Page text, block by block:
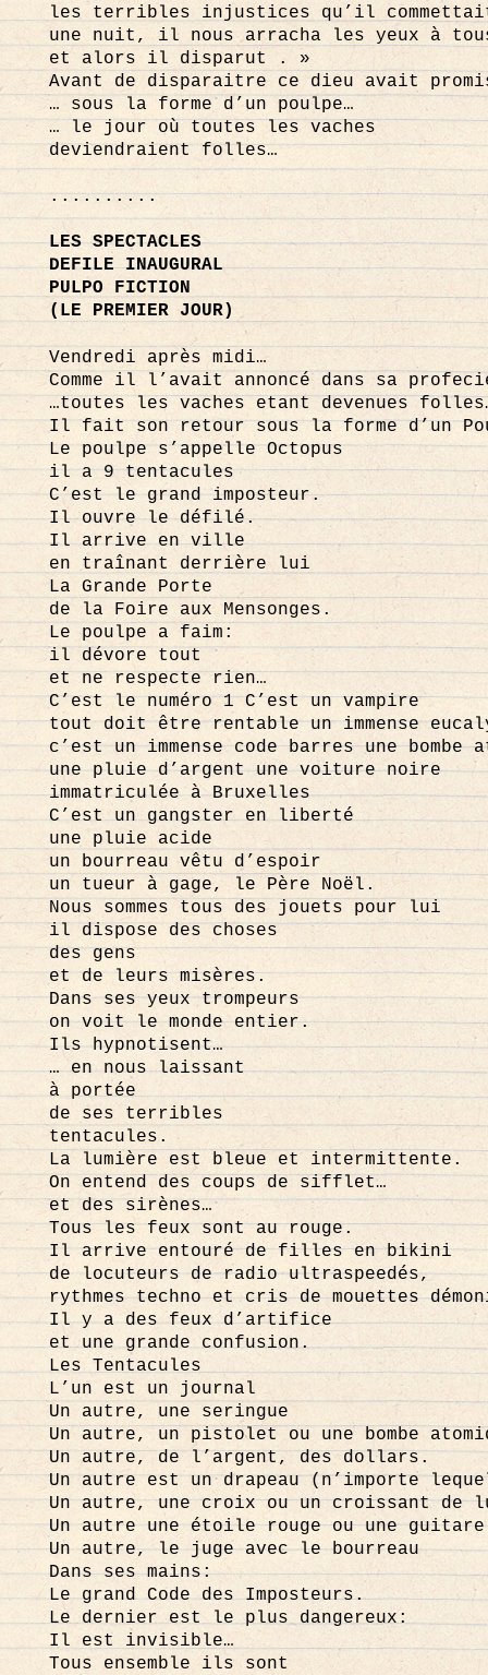
les terribles injustices qu’il
une nuit, il nous arracha les yeux à
et alors il disparut . »
Avant de disparaitre ce dieu avait
… sous la forme d’un poulpe…
… le jour où toutes les vaches
deviendraient folles…
..........
LES SPECTACLES
DEFILE INAUGURAL
PULPO FICTION
(LE PREMIER JOUR)
Vendredi après midi…
Comme il l’avait annoncé dans sa
…toutes les vaches etant devenues
Il fait son retour sous la forme d’un
Le poulpe s’appelle Octopus
il a 9 tentacules
C’est le grand imposteur.
Il ouvre le défilé.
Il arrive en ville
en traînant derrière lui
La Grande Porte
de la Foire aux Mensonges.
Le poulpe a faim:
il dévore tout
et ne respecte rien…
C’est le numéro 1 C’est un vampire
tout doit être rentable un immense
c’est un immense code barres une bombe
une pluie d’argent une voiture noire
immatriculée à Bruxelles
C’est un gangster en liberté
une pluie acide
un bourreau vêtu d’espoir
un tueur à gage, le Père Noël.
Nous sommes tous des jouets pour lui
il dispose des choses
des gens
et de leurs misères.
Dans ses yeux trompeurs
on voit le monde entier.
Ils hypnotisent…
… en nous laissant
à portée
de ses terribles
tentacules.
La lumière est bleue et intermittente.
On entend des coups de sifflet…
et des sirènes…
Tous les feux sont au rouge.
Il arrive entouré de filles en bikini
de locuteurs de radio ultraspeedés,
rythmes techno et cris de mouettes
Il y a des feux d’artifice
et une grande confusion.
Les Tentacules
L’un est un journal
Un autre, une seringue
Un autre, un pistolet ou une bombe
Un autre, de l’argent, des dollars.
Un autre est un drapeau (n’importe
Un autre, une croix ou un croissant de
Un autre une étoile rouge ou une
Un autre, le juge avec le bourreau
Dans ses mains:
Le grand Code des Imposteurs.
Le dernier est le plus dangereux:
Il est invisible…
Tous ensemble ils sont